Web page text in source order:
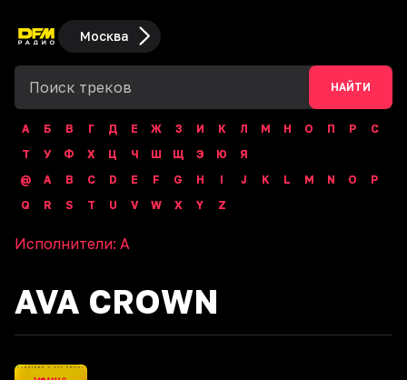
Москва
НАЙТИ
А Б В Г Д Е Ж З И К Л М Н О П Р
С
Т
У Ф Х Ц Ч Ш Щ Э Ю
Я
@
A B C D E F G H I J K L M N O
P
Q
R S T U V W X Y Z
Исполнители: A
AVA CROWN